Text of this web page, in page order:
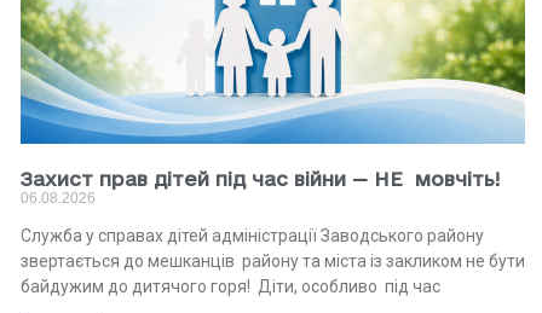
Захист прав дітей під час війни — НЕ мовчіть!
06.08.2026
Служба у справах дітей адміністрації Заводського району
звертається до мешканців району та міста із закликом не бути
байдужим до дитячого горя! Діти, особливо під час